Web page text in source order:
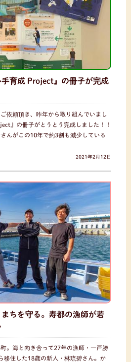
手育成 Project』の冊子が完成
依頼頂き、昨年から取り組んでいまし
』の冊子がとうとう完成しました！！
んがこの10年で約3割も減少している
2021年2月12日
ちを守る。寿都の漁師が若
。海と向き合って27年の漁師・一戸勝
移住した18歳の新人・林琉碧さん。か